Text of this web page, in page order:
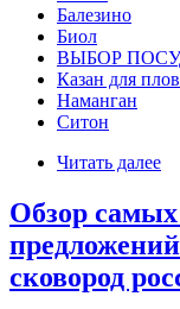
Балезино
Биол
ВЫБОР
Казан для
Наманган
Ситон
Читать далее
Обзор
сковород